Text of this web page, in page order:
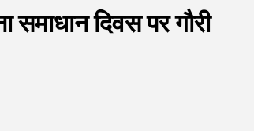
समाधान दिवस पर गौरी